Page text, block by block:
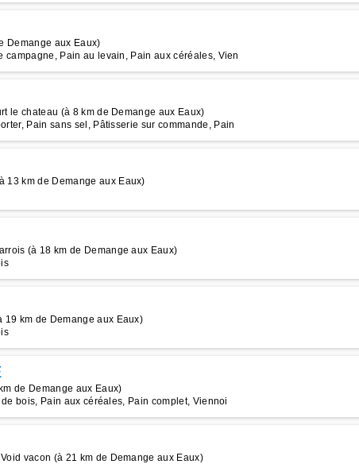
Demange aux Eaux)
campagne, Pain au levain, Pain aux céréales, Vien
le chateau (à 8 km de Demange aux Eaux)
Pain sans sel, Pâtisserie sur commande, Pain
13 km de Demange aux Eaux)
(à 18 km de Demange aux Eaux)
km de Demange aux Eaux)
de Demange aux Eaux)
bois, Pain aux céréales, Pain complet, Viennoi
vacon (à 21 km de Demange aux Eaux)